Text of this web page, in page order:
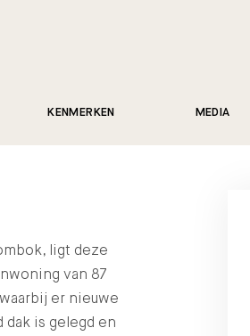
KENMERKEN MEDIA
ligt deze
van 87
er nieuwe
is gelegd en